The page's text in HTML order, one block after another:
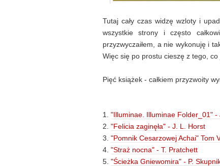
Tutaj cały czas widzę wzloty i
wszystkie strony i często
przyzwyczaiłem, a nie wykonuję i
Więc się po prostu cieszę z tego, co
Pięć książek - całkiem przyzwoity
1. "Illuminae. Illuminae Folder_01" -
2. "Felicia zaginęła" - J. L. Horst
3. "Pomnik Cesarzowej Achai" Tom
4. "Straż nocna" - T. Pratchett
5. "Ścieżka Gniewomira" - P.